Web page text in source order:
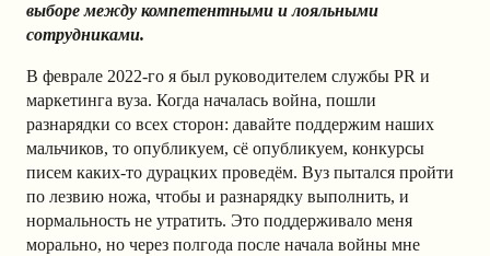
выборе между компетентными и лояльными
сотрудниками.
В феврале 2022-го я был руководителем службы PR и
маркетинга вуза. Когда началась война, пошли
разнарядки со всех сторон: давайте поддержим наших
мальчиков, то опубликуем, сё опубликуем, конкурсы
писем каких-то дурацких проведём. Вуз пытался пройти
по лезвию ножа, чтобы и разнарядку выполнить, и
нормальность не утратить. Это поддерживало меня
морально, но через полгода после начала войны мне